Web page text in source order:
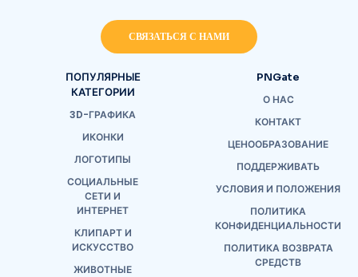
СВЯЗАТЬСЯ С НАМИ
ПОПУЛЯРНЫЕ
КАТЕГОРИИ
3D-ГРАФИКА
ИКОНКИ
ЛОГОТИПЫ
СОЦИАЛЬНЫЕ
СЕТИ И
ИНТЕРНЕТ
КЛИПАРТ И
ИСКУССТВО
ЖИВОТНЫЕ
PNGate
О НАС
КОНТАКТ
ЦЕНООБРАЗОВАНИЕ
ПОДДЕРЖИВАТЬ
УСЛОВИЯ И ПОЛОЖЕНИЯ
ПОЛИТИКА
КОНФИДЕНЦИАЛЬНОСТИ
ПОЛИТИКА ВОЗВРАТА
СРЕДСТВ